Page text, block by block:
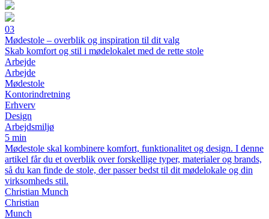
03
Mødestole – overblik og inspiration til dit valg
Skab komfort og stil i mødelokalet med de rette stole
Arbejde
Arbejde
Mødestole
Kontorindretning
Erhverv
Design
Arbejdsmiljø
5 min
Mødestole skal kombinere komfort, funktionalitet og design. I denne
artikel får du et overblik over forskellige typer, materialer og brands,
så du kan finde de stole, der passer bedst til dit mødelokale og din
virksomheds stil.
Christian Munch
Christian
Munch